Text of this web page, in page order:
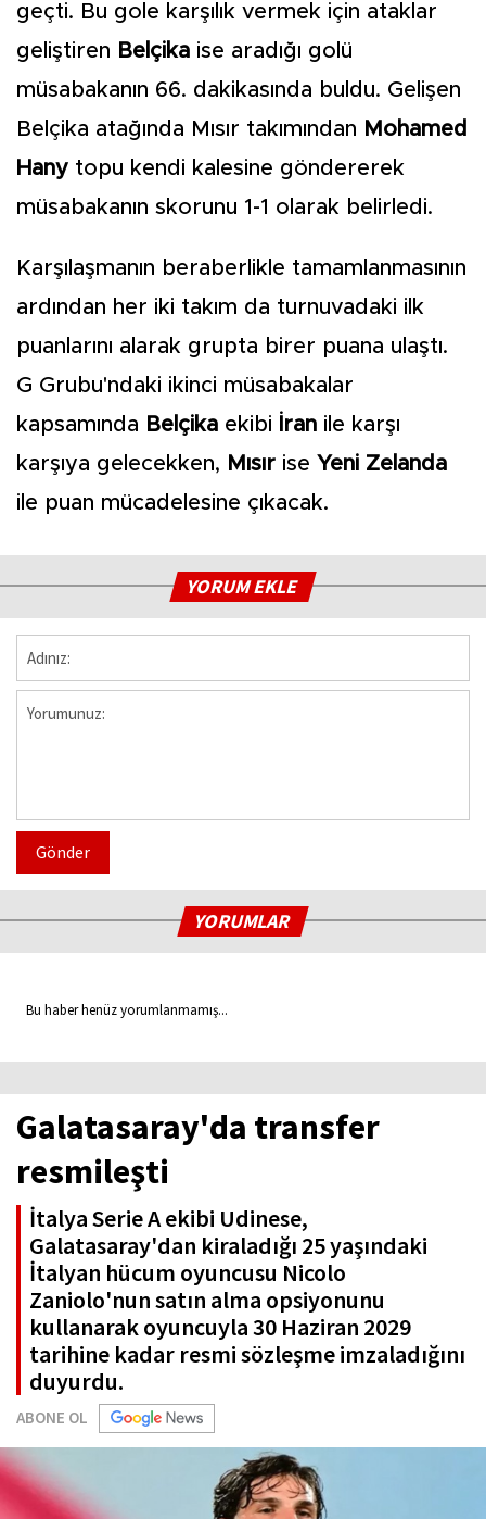
geçti. Bu gole karşılık vermek için ataklar
geliştiren Belçika ise aradığı golü
müsabakanın 66. dakikasında buldu. Gelişen
Belçika atağında Mısır takımından Mohamed
Hany topu kendi kalesine göndererek
müsabakanın skorunu 1-1 olarak belirledi.
Karşılaşmanın beraberlikle tamamlanmasının
ardından her iki takım da turnuvadaki ilk
puanlarını alarak grupta birer puana ulaştı.
G Grubu'ndaki ikinci müsabakalar
kapsamında Belçika ekibi İran ile karşı
karşıya gelecekken, Mısır ise Yeni Zelanda
ile puan mücadelesine çıkacak.
YORUM EKLE
Gönder
YORUMLAR
Bu haber henüz yorumlanmamış...
Galatasaray'da transfer
resmileşti
İtalya Serie A ekibi Udinese,
Galatasaray'dan kiraladığı 25 yaşındaki
İtalyan hücum oyuncusu Nicolo
Zaniolo'nun satın alma opsiyonunu
kullanarak oyuncuyla 30 Haziran 2029
tarihine kadar resmi sözleşme imzaladığını
duyurdu.
ABONE OL